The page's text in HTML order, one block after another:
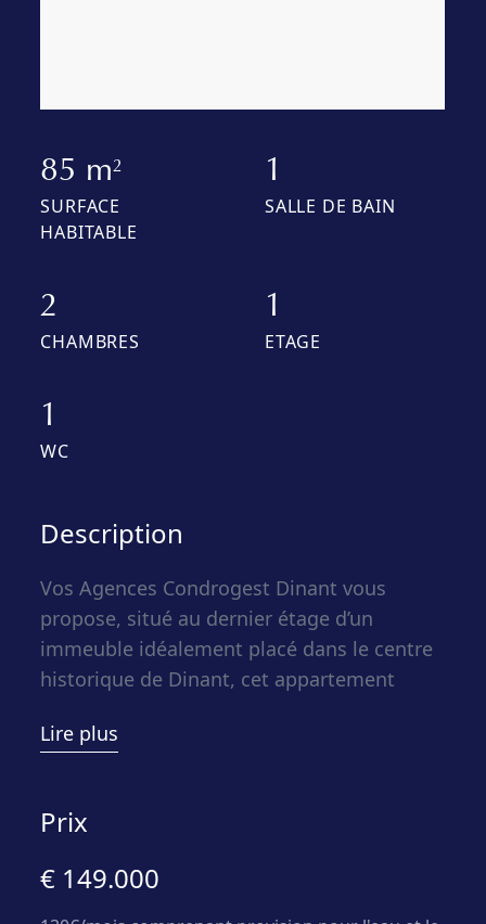
85 m2
SURFACE
HABITABLE
1
SALLE DE BAIN
2
CHAMBRES
1
ETAGE
1
WC
Description
Vos Agences Condrogest Dinant vous
propose, situé au dernier étage d’un
immeuble idéalement placé dans le centre
historique de Dinant, cet appartement
emplacement privilégié au cœur d’une ville
sur la Citadelle ainsi que par la proximité
du patrimoine local. Son emplacement
Lire plus
Prix
€ 149.000